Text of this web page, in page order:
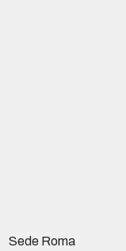
Sede Roma